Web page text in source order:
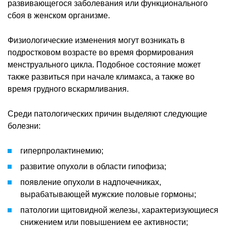
развивающегося заболевания или функционального
сбоя в женском организме.
Физиологические изменения могут возникать в
подростковом возрасте во время формирования
менструального цикла. Подобное состояние может
также развиться при начале климакса, а также во
время грудного вскармливания.
Среди патологических причин выделяют следующие
болезни:
гиперпролактинемию;
развитие опухоли в области гипофиза;
появление опухоли в надпочечниках,
вырабатывающей мужские половые гормоны;
патологии щитовидной железы, характеризующиеся
снижением или повышением ее активности;